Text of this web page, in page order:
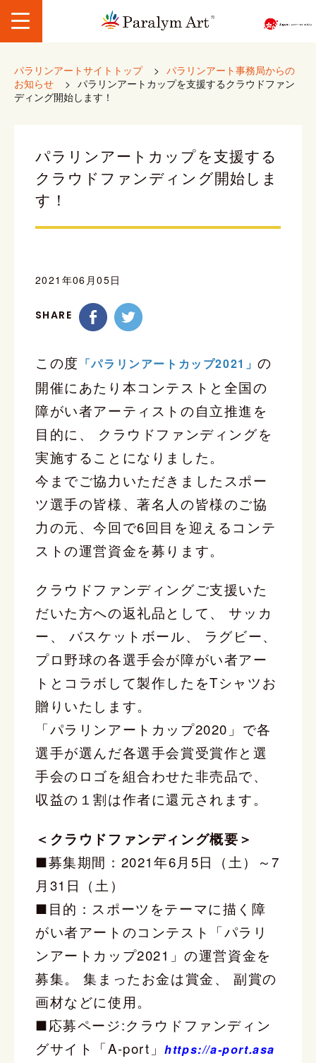
パラリンアートサイトトップ > パラリンアート事務局からの
お知らせ
> パラリンアートカップを支援するクラウドファン
ディング開始します！
パラリンアートカップを支援する
クラウドファンディング開始しま
す！
2021年06月05日
SHARE
この度 「パラリンアートカップ2021」の
開催にあたり本コンテストと全国の
障がい者アーティストの自立推進を
目的に、 クラウドファンディングを
実施することになりました。
今までご協力いただきましたスポー
ツ選手の皆様、著名人の皆様のご協
力の元、今回で6回目を迎えるコンテ
ストの運営資金を募ります。
クラウドファンディングご支援いた
だいた方への返礼品として、 サッカ
ー、 バスケットボール、 ラグビー、
プロ野球の各選手会が障がい者アー
トとコラボして製作したをTシャツお
贈りいたします。
「パラリンアートカップ2020」で各
選手が選んだ各選手会賞受賞作と選
手会のロゴを組合わせた非売品で、
収益の１割は作者に還元されます。
＜クラウドファンディング概要＞
■募集期間：2021年6月5日（土）～7
月31日（土）
■目的：スポーツをテーマに描く障
がい者アートのコンテスト「パラリ
ンアートカップ2021」の運営資金を
募集。
集まったお金は賞金、 副賞の
画材などに使用。
■応募ページ:クラウドファンディン
グサイト「A-port」https://a-port.asa